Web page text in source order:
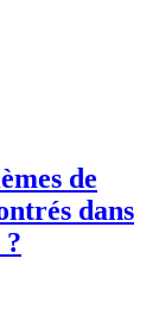
de
dans